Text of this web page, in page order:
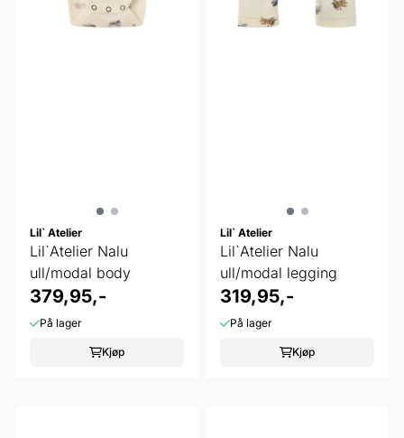
Lil` Atelier
Lil`Atelier Nalu
ull/modal body
379,95,-
På lager
Kjøp
Lil` Atelier
Lil`Atelier Nalu
ull/modal legging
319,95,-
På lager
Kjøp